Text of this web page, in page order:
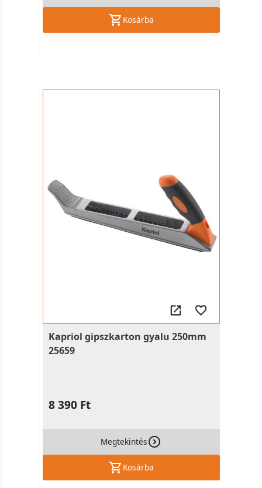
Kosárba
Kapriol gipszkarton gyalu 250mm
25659
8 390 Ft
Megtekintés
Kosárba